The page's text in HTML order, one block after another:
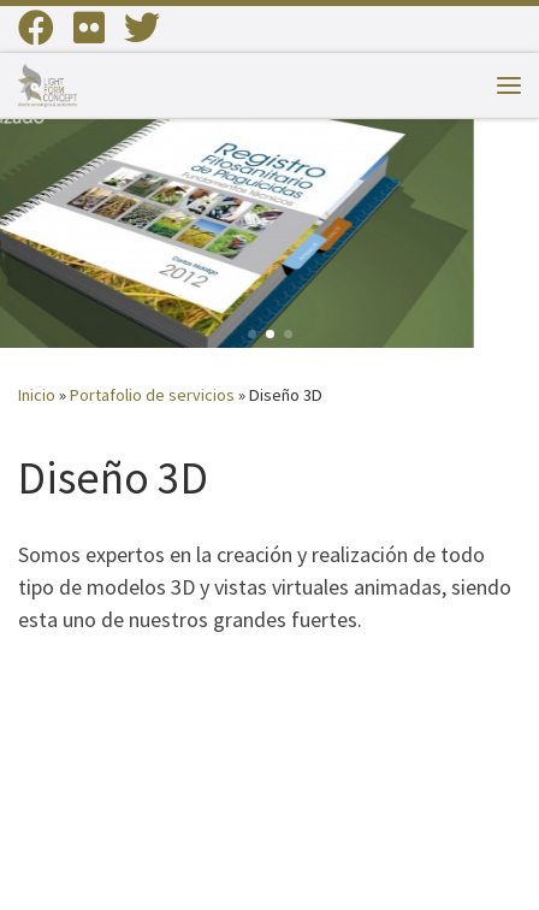
Saltar al contenido
Inicio »Portafolio de servicios »Diseño 3D
Diseño 3D
Somos expertos en la creación y realización de todo
tipo de modelos 3D y vistas virtuales animadas, siendo
esta uno de nuestros grandes fuertes.